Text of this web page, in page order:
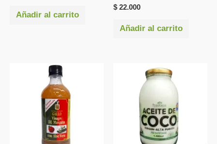
Añadir al carrito
$ 22.000
Añadir al carrito